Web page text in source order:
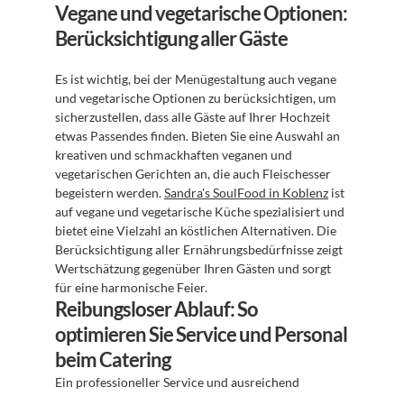
Vegane und vegetarische Optionen:
Berücksichtigung aller Gäste
Es ist wichtig, bei der Menügestaltung auch vegane
und vegetarische Optionen zu berücksichtigen, um
sicherzustellen, dass alle Gäste auf Ihrer Hochzeit
etwas Passendes finden. Bieten Sie eine Auswahl an
kreativen und schmackhaften veganen und
vegetarischen Gerichten an, die auch Fleischesser
begeistern werden. Sandra's SoulFood in Koblenz ist
auf vegane und vegetarische Küche spezialisiert und
bietet eine Vielzahl an köstlichen Alternativen. Die
Berücksichtigung aller Ernährungsbedürfnisse zeigt
Wertschätzung gegenüber Ihren Gästen und sorgt
für eine harmonische Feier.
Reibungsloser Ablauf: So
optimieren Sie Service und Personal
beim Catering
Ein professioneller Service und ausreichend